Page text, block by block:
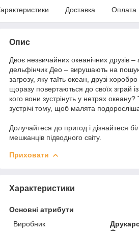
Доставка Оплата
Опис
Двоє незвичайних океанічних друзів –
дельфінчик Део – вирушають на
загрозу, яку таїть океан, друзі
щоразу повертаються до своїх зграй
кого вони зустрінуть у нетрях
зустрічі тому, щоб малята
Долучайтеся до пригод і дізнайтеся
мешканців підводного світу.
Приховати
Характеристики
Основні атрибути
Виробник